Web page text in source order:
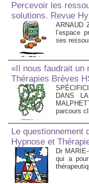
Percevoir les
solutions. Revue
ARNAUD
l’espace
ses
«Il nous faudrait un
Thérapies Brèves
DANS
parcours
Le questionnement
Hypnose et
Dr
qui a